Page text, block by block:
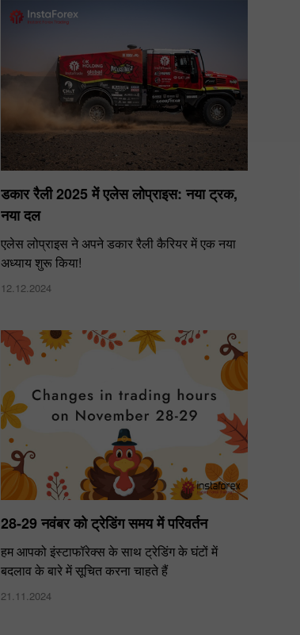
डकार रैली 2025 में एलेस लोप्राइस: नया ट्रक,
नया दल
एलेस लोप्राइस ने अपने डकार रैली कैरियर में एक नया
अध्याय शुरू किया!
12.12.2024
28-29 नवंबर को ट्रेडिंग समय में परिवर्तन
हम आपको इंस्टाफॉरेक्स के साथ ट्रेडिंग के घंटों में
बदलाव के बारे में सूचित करना चाहते हैं
21.11.2024